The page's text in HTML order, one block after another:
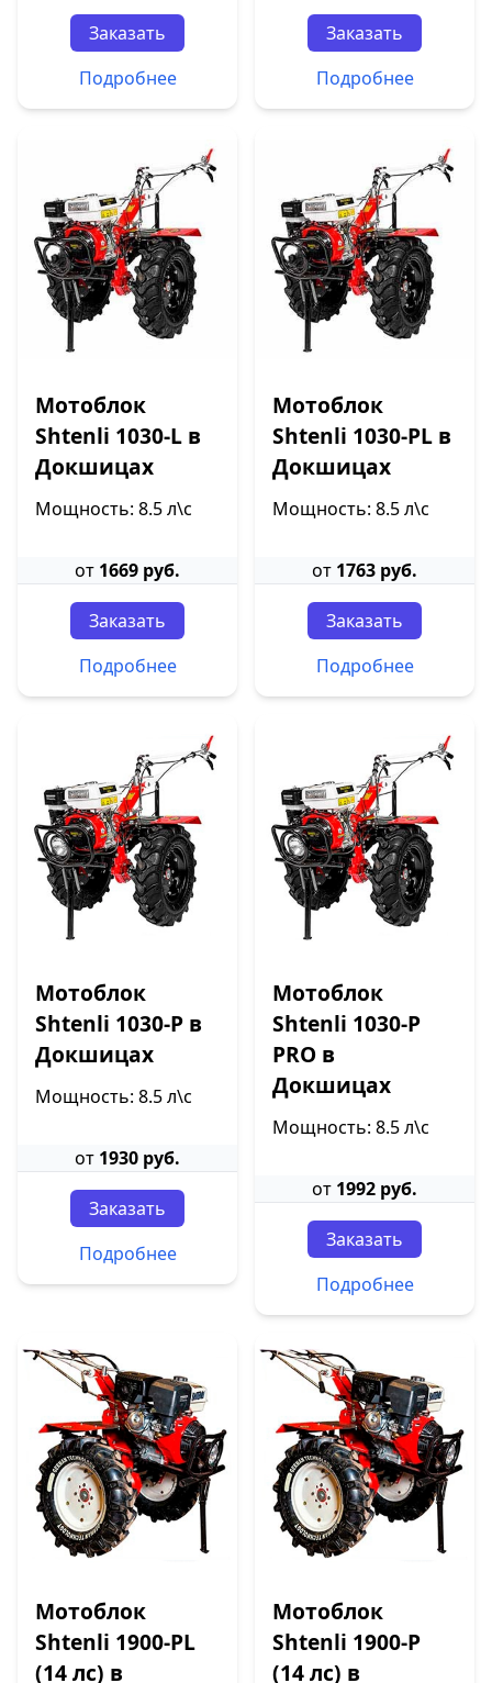
Заказать
Подробнее
Заказать
Подробнее
Мотоблок
Shtenli 1030-L в
Докшицах
Мощность: 8.5 л\с
от 1669 руб.
Заказать
Подробнее
Мотоблок
Shtenli 1030-PL в
Докшицах
Мощность: 8.5 л\с
от 1763 руб.
Заказать
Подробнее
Мотоблок
Shtenli 1030-P в
Докшицах
Мощность: 8.5 л\с
от 1930 руб.
Заказать
Подробнее
Мотоблок
Shtenli 1030-P
PRO в
Докшицах
Мощность: 8.5 л\с
от 1992 руб.
Заказать
Подробнее
Мотоблок
Shtenli 1900-PL
(14 лс) в
Мотоблок
Shtenli 1900-P
(14 лс) в